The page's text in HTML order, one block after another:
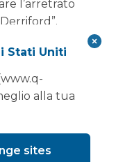
l’arretrato
clinico
"Stavamo
capacità della
che il
in grado di fornire
settimana è
ha rappresentato
Stati Uniti
alla tua
sites